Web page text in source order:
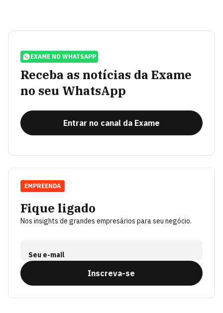
EXAME NO WHATSAPP
Receba as notícias da Exame
no seu WhatsApp
Entrar no canal da Exame
Fique ligado
Nos insights de grandes empresários para seu negócio.
Seu e-mail
Inscreva-se
EMPREENDA